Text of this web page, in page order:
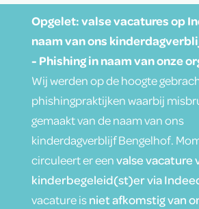
Opgelet: valse vacatures op
naam van ons
- Phishing in naam van onze
Wij werden op de hoogte
phishingpraktijken waarbij
gemaakt van de naam van ons
kinderdagverblijf Bengelhof.
circuleert er eenvalse vacature
kinderbegeleid(st)er via
vacature isniet afkomstig van